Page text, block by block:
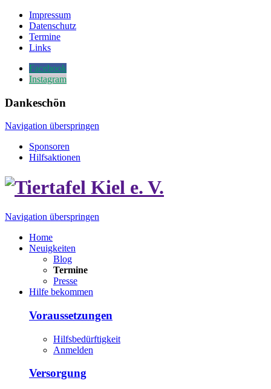
Impressum
Datenschutz
Termine
Links
Facebook
Instagram
Dankeschön
Navigation überspringen
Sponsoren
Hilfsaktionen
Navigation überspringen
Home
Neuigkeiten
Blog
Termine
Presse
Hilfe bekommen
Voraussetzungen
Hilfsbedürftigkeit
Anmelden
Versorgung